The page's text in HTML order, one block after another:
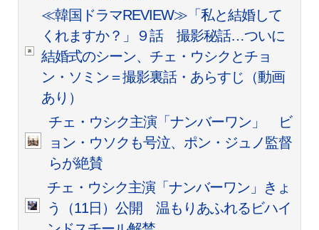
≪韓国ドラマREVIEW≫「私と結婚して
くれますか？」９話 撮影秘話…ついに
結婚式のシーン、チェ・ウシクとチョ
ン・ソミン＝撮影裏話・あらすじ（動画
あり）
チェ・ウシク主演「ナンバーワン」 ビ
ョン・ウソクも号泣、ポン・ジュノ監督
らが絶賛
チェ・ウシク主演「ナンバーワン」きょ
う（11日）公開 温もりあふれるビハイ